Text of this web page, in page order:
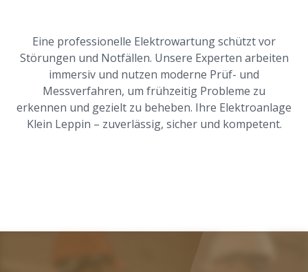
Eine professionelle Elektrowartung schützt vor
Störungen und Notfällen. Unsere Experten arbeiten
immersiv und nutzen moderne Prüf- und
Messverfahren, um frühzeitig Probleme zu
erkennen und gezielt zu beheben. Ihre Elektroanlage
Klein Leppin – zuverlässig, sicher und kompetent.